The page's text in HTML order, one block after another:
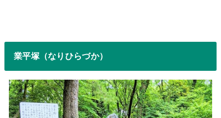
業平塚（なりひらづか）